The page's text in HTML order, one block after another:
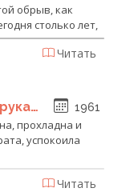
обрыв, как
столько лет,
Читать
1961
прохладна и
успокоила
Читать